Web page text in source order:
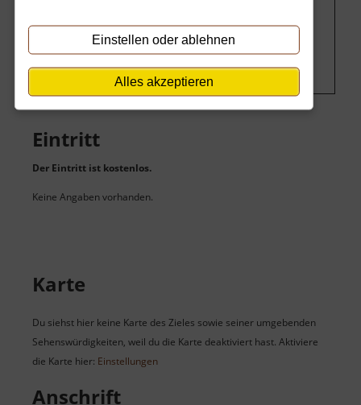
Einstellen oder ablehnen
Alles akzeptieren
hier Werbung eingeblendet.
Einstellungen ändern.
Eintritt
Der Eintritt ist kostenlos.
Keine Angaben vorhanden.
Karte
Du siehst hier keine Karte des Zieles sowie seiner umgebenden
Sehenswürdigkeiten, weil du die Karte deaktiviert hast. Aktiviere
die Karte hier: Einstellungen
Anschrift